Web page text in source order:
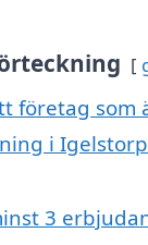
företag som
i
3